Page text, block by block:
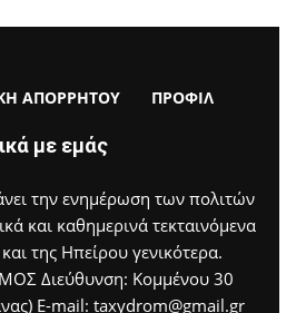
ΑΠΟΡΡΗΤΟΥ ΠΡΟΦΙΛ
με εμάς
την ενημέρωση των πολιτών
και καθημερινά τεκταινόμενα
της Ηπείρου γενικότερα.
Διεύθυνση: Κομμένου 30
E-mail: taxydrom@gmail.gr